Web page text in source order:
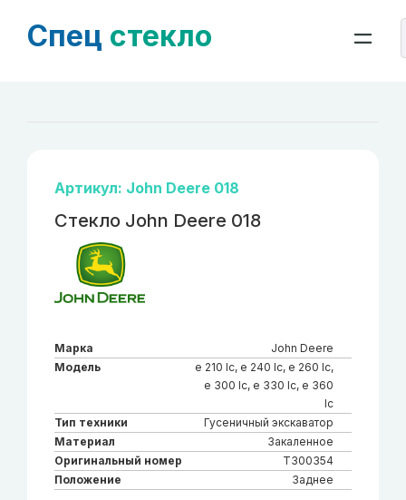
Спец стекло
Артикул: John Deere 018
Стекло John Deere 018
Марка
John Deere
Модель
e 210 lc, е 240 lc, e 260 lc,
e 300 lc, e 330 lc, e 360
lc
Тип техники
Гусеничный экскаватор
Материал
Закаленное
Оригинальный номер
T300354
Положение
Заднее